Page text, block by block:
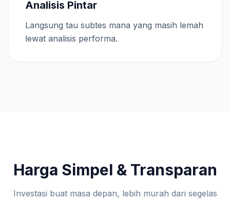
Analisis Pintar
Langsung tau subtes mana yang masih lemah
lewat analisis performa.
Harga Simpel & Transparan
Investasi buat masa depan, lebih murah dari segelas